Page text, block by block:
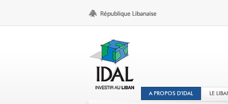
A PROPOS D'IDAL LE